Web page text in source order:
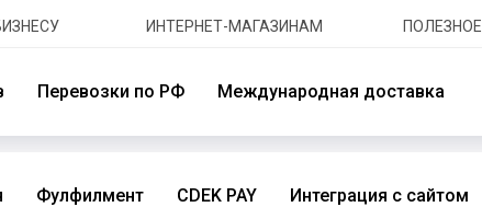
ИНТЕРНЕТ-МАГАЗИНАМ ПОЛЕЗНОЕ
Перевозки по РФ Международная доставка
Фулфилмент CDEK PAY Интеграция с сайтом